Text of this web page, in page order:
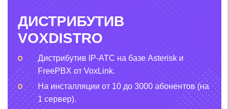
ДИСТРИБУТИВ
VOXDISTRO
Дистрибутив IP-АТС на базе Asterisk и
FreePBX от VoxLink.
На инсталляции от 10 до 3000 абонентов (на
1 сервер).